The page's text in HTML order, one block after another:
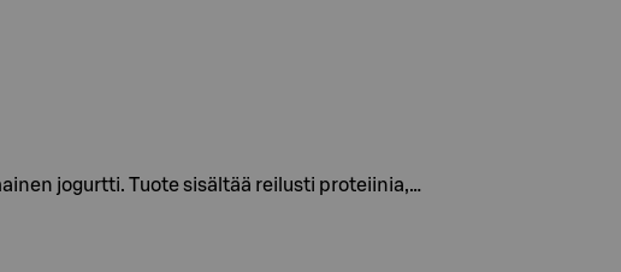
jogurtti. Tuote sisältää reilusti proteiinia,…